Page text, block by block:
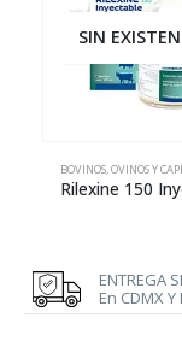
SIN
BOVINOS,OVINOS Y
ENTREGA
En CDMX